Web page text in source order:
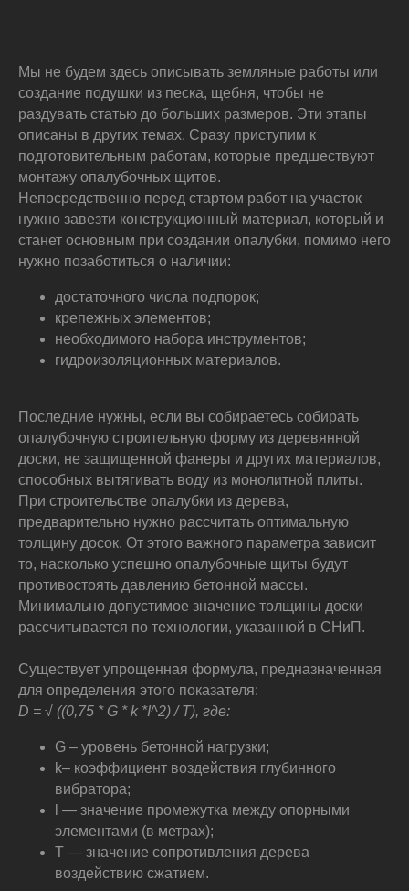
Мы не будем здесь описывать земляные работы или
создание подушки из песка, щебня, чтобы не
раздувать статью до больших размеров. Эти этапы
описаны в других темах. Сразу приступим к
подготовительным работам, которые предшествуют
монтажу опалубочных щитов.
Непосредственно перед стартом работ на участок
нужно завезти конструкционный материал, который и
станет основным при создании опалубки, помимо него
нужно позаботиться о наличии:
достаточного числа подпорок;
крепежных элементов;
необходимого набора инструментов;
гидроизоляционных материалов.
Последние нужны, если вы собираетесь собирать
опалубочную строительную форму из деревянной
доски, не защищенной фанеры и других материалов,
способных вытягивать воду из монолитной плиты.
При строительстве опалубки из дерева,
предварительно нужно рассчитать оптимальную
толщину досок. От этого важного параметра зависит
то, насколько успешно опалубочные щиты будут
противостоять давлению бетонной массы.
Минимально допустимое значение толщины доски
рассчитывается по технологии, указанной в СНиП.
Существует упрощенная формула, предназначенная
для определения этого показателя:
D = √ ((0,75 * G * k *I^2) / T), где:
G – уровень бетонной нагрузки;
k– коэффициент воздействия глубинного
вибратора;
l — значение промежутка между опорными
элементами (в метрах);
T — значение сопротивления дерева
воздействию сжатием.